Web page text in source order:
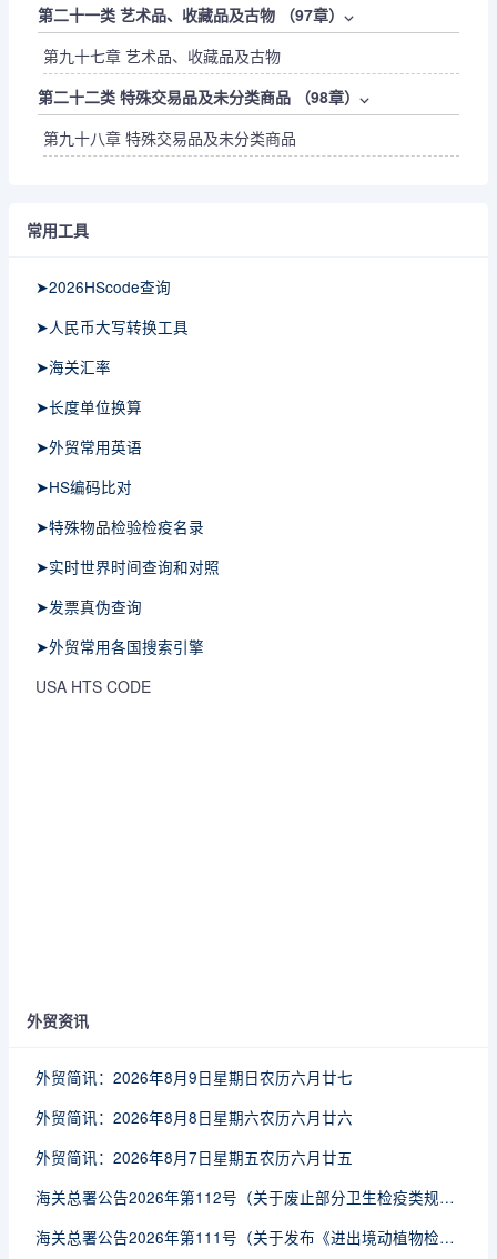
第二十一类 艺术品、收藏品及古物 （97章） ⌵
第九十七章 艺术品、收藏品及古物
第二十二类 特殊交易品及未分类商品 （98章） ⌵
第九十八章 特殊交易品及未分类商品
常用工具
➤2026HScode查询
➤人民币大写转换工具
➤海关汇率
➤长度单位换算
➤外贸常用英语
➤HS编码比对
➤特殊物品检验检疫名录
➤实时世界时间查询和对照
➤发票真伪查询
➤外贸常用各国搜索引擎
USA HTS CODE
外贸资讯
外贸简讯：2026年8月9日星期日农历六月廿七
外贸简讯：2026年8月8日星期六农历六月廿六
外贸简讯：2026年8月7日星期五农历六月廿五
海关总署公告2026年第112号（关于废止部分卫生检疫类规范性文件的公告）
海关总署公告2026年第111号（关于发布《进出境动植物检疫处理监督管理工作规定》《进出境卫生处理监督管理工作规定》的公告）